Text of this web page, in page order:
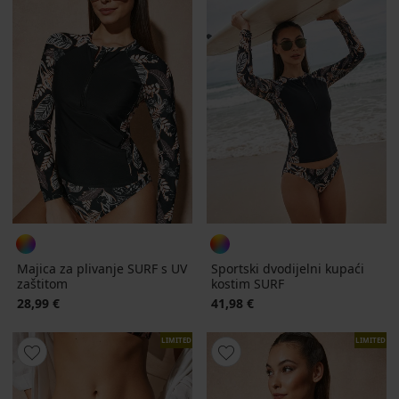
Majica za plivanje SURF s UV
zaštitom
28,99 €
Sportski dvodijelni kupaći
kostim SURF
41,98 €
LIMITED LIMITED